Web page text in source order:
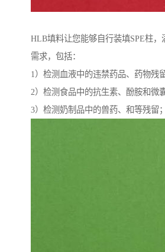
HLB填料让您能够自行装填SPE柱，
需求，包括：
1）检测血液中的违禁药品、药物残留
2）检测食品中的抗生素、酚胺和微
3）检测奶制品中的兽药、和等残留；